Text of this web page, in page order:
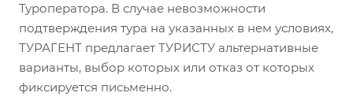
Туроператора. В случае невозможности
подтверждения тура на указанных в нем условиях,
ТУРАГЕНТ предлагает ТУРИСТУ альтернативные
варианты, выбор которых или отказ от которых
фиксируется письменно.